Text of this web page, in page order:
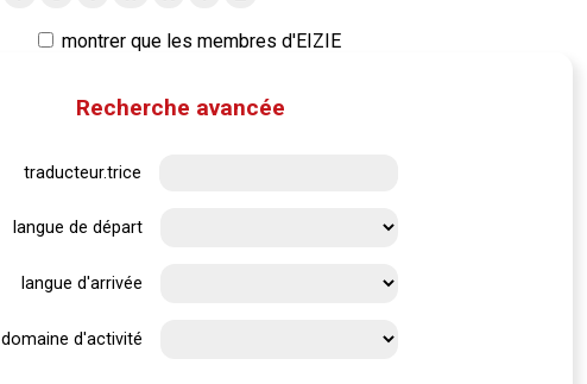
montrer que les membres d'EIZIE
Recherche avancée
traducteur.trice
langue de départ
langue d'arrivée
domaine d'activité